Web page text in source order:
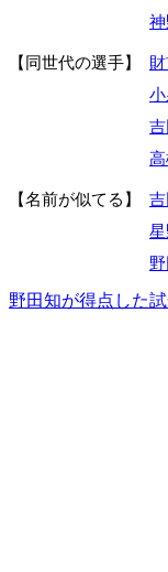
同世代の選手
名前が似てる
野田知が得点した